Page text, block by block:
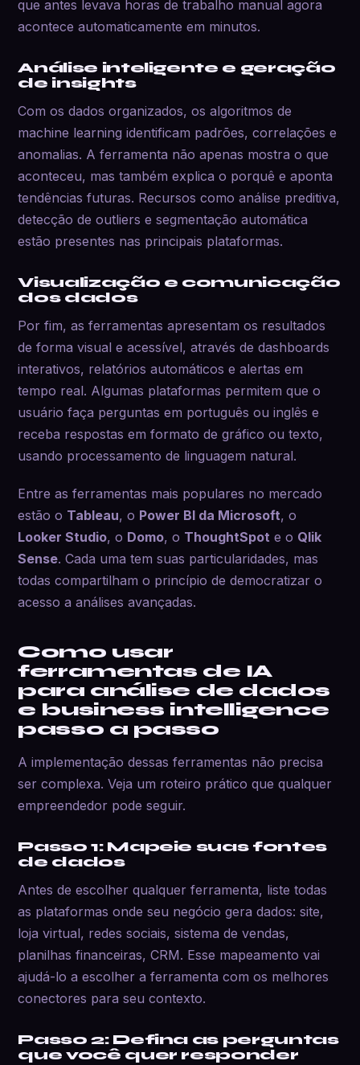
que antes levava horas de trabalho manual agora
acontece automaticamente em minutos.
Análise inteligente e geração
de insights
Com os dados organizados, os algoritmos de
machine learning identificam padrões, correlações e
anomalias. A ferramenta não apenas mostra o que
aconteceu, mas também explica o porquê e aponta
tendências futuras. Recursos como análise preditiva,
detecção de outliers e segmentação automática
estão presentes nas principais plataformas.
Visualização e comunicação
dos dados
Por fim, as ferramentas apresentam os resultados
de forma visual e acessível, através de dashboards
interativos, relatórios automáticos e alertas em
tempo real. Algumas plataformas permitem que o
usuário faça perguntas em português ou inglês e
receba respostas em formato de gráfico ou texto,
usando processamento de linguagem natural.
Entre as ferramentas mais populares no mercado
estão o Tableau, o Power BI da Microsoft, o
Looker Studio, o Domo, o ThoughtSpot e o Qlik
Sense. Cada uma tem suas particularidades, mas
todas compartilham o princípio de democratizar o
acesso a análises avançadas.
Como usar
ferramentas de IA
para análise de dados
e business intelligence
passo a passo
A implementação dessas ferramentas não precisa
ser complexa. Veja um roteiro prático que qualquer
empreendedor pode seguir.
Passo 1: Mapeie suas fontes
de dados
Antes de escolher qualquer ferramenta, liste todas
as plataformas onde seu negócio gera dados: site,
loja virtual, redes sociais, sistema de vendas,
planilhas financeiras, CRM. Esse mapeamento vai
ajudá-lo a escolher a ferramenta com os melhores
conectores para seu contexto.
Passo 2: Defina as perguntas
que você quer responder